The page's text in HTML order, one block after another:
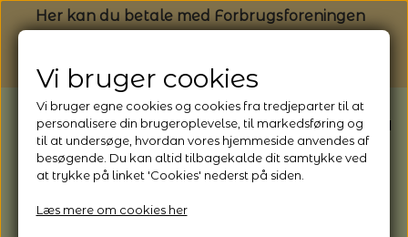
Her kan du betale med Forbrugsforeningen
BEMÆRK: Butikken har ferielukket* fra
1/8 - 9/8 - 2026
*Webshoppen er åben og sender hele
afhentning
Vi bruger cookies
Vi bruger egne cookies og cookies fra tredjeparter til at
personalisere din brugeroplevelse, til markedsføring og
til at undersøge, hvordan vores hjemmeside anvendes af
besøgende. Du kan altid tilbagekalde dit samtykke ved
at trykke på linket 'Cookies' nederst på siden.
Læs mere om cookies her